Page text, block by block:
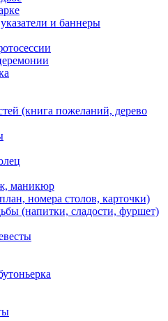
и баннеры
(книга пожеланий, дерево
маникюр
номера столов, карточки)
(напитки, сладости, фуршет)